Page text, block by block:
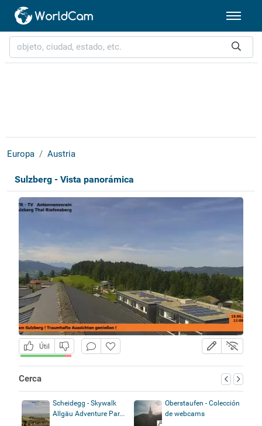
Europa Austria
Sulzberg - Vista panorámica
Útil
Cerca
Scheidegg - Skywalk
Allgäu Adventure Par...
Oberstaufen - Colección
de webcams